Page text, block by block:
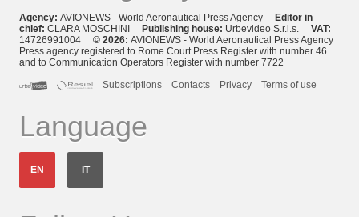
Agency: AVIONEWS - World Aeronautical Press Agency Editor in
chief: CLARA MOSCHINI Publishing house: Urbevideo S.r.l.s. VAT:
14726991004 © 2026: AVIONEWS - World Aeronautical Press Agency
Press agency registered to Rome Court Press Register with number 46
and to Communication Operators Register with number 7722
Subscriptions
Contacts Privacy Terms of use
Language
EN IT